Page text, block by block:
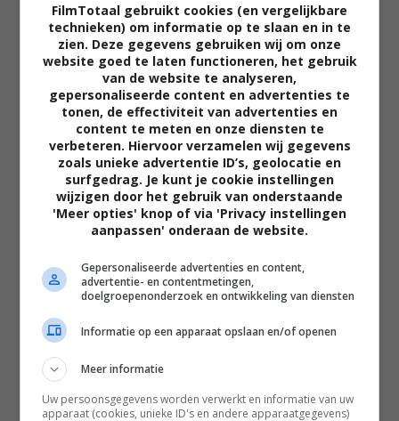
The Uprising
FilmTotaal gebruikt cookies (en vergelijkbare
technieken) om informatie op te slaan en in te
zien. Deze gegevens gebruiken wij om onze
website goed te laten functioneren, het gebruik
van de website te analyseren,
gepersonaliseerde content en advertenties te
tonen, de effectiviteit van advertenties en
content te meten en onze diensten te
verbeteren. Hiervoor verzamelen wij gegevens
zoals unieke advertentie ID’s, geolocatie en
surfgedrag. Je kunt je cookie instellingen
wijzigen door het gebruik van onderstaande
'Meer opties' knop of via 'Privacy instellingen
aanpassen' onderaan de website.
Gepersonaliseerde advertenties en content,
advertentie- en contentmetingen,
doelgroepenonderzoek en ontwikkeling van diensten
Informatie op een apparaat opslaan en/of openen
Meer informatie
Uw persoonsgegevens worden verwerkt en informatie van uw
apparaat (cookies, unieke ID's en andere apparaatgegevens)